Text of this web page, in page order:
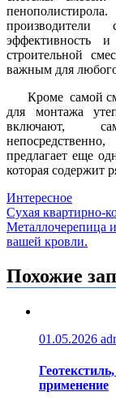
производители
эффективность
строительной
важным для любого
Кроме самой
для монтажа
включают,
предлагает еще
которая содержит
Интересное
Навигация
по
Сухая квартирно-
Металлочерепица
вашей кровли.
Похожие
01.05.2026
применение